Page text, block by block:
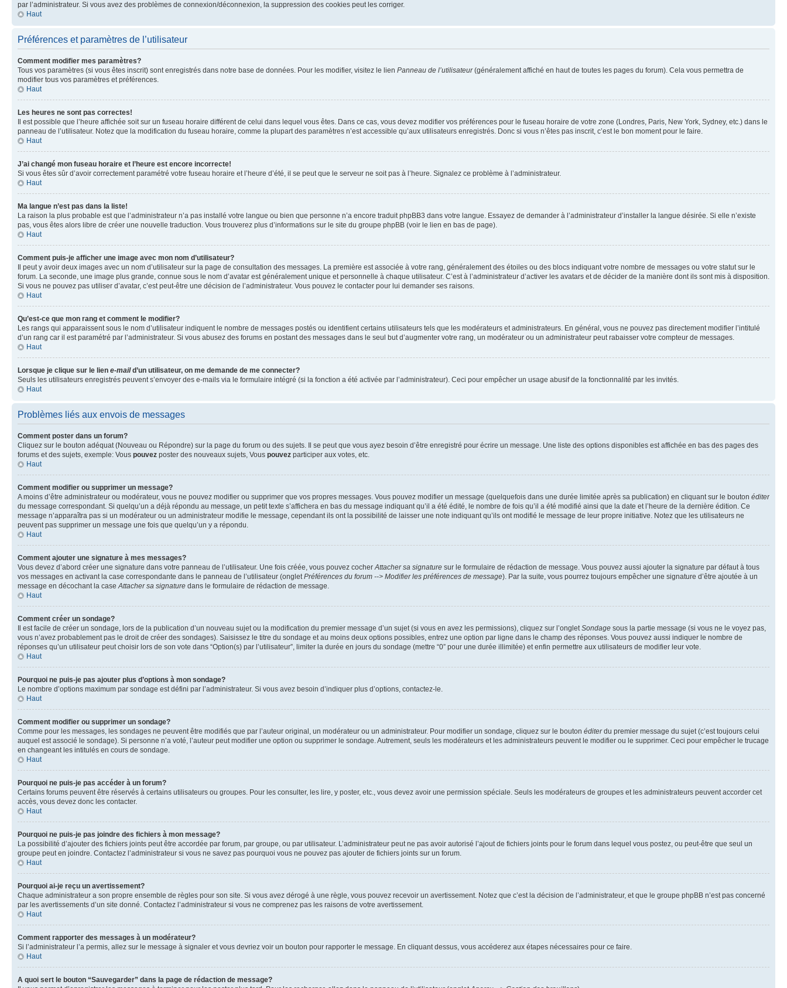
par l’administrateur. Si vous avez des problèmes de connexion/déconnexion, la suppression des cookies peut les corriger.
Haut
Préférences et paramètres de l’utilisateur
Comment modifier mes paramètres?
Tous vos paramètres (si vous êtes inscrit) sont enregistrés dans notre base de données. Pour les modifier, visitez le lien Panneau de l’utilisateur(généralement affiché en haut de toutes les pages du forum). Cela vous permettra de
modifier tous vos paramètres et préférences.
Haut
Les heures ne sont pas correctes!
Il est possible que l’heure affichée soit sur un fuseau horaire différent de celui dans lequel vous êtes. Dans ce cas, vous devez modifier vos préférences pour le fuseau horaire de votre zone (Londres, Paris, New York, Sydney, etc.) dans le
panneau de l’utilisateur. Notez que la modification du fuseau horaire, comme la plupart des paramètres n’est accessible qu’aux utilisateurs enregistrés. Donc si vous n’êtes pas inscrit, c’est le bon moment pour le faire.
Haut
J’ai changé mon fuseau horaire et l’heure est encore incorrecte!
Si vous êtes sûr d’avoir correctement paramétré votre fuseau horaire et l’heure d’été, il se peut que le serveur ne soit pas à l’heure. Signalez ce problème à l’administrateur.
Haut
Ma langue n’est pas dans la liste!
La raison la plus probable est que l’administrateur n’a pas installé votre langue ou bien que personne n’a encore traduit phpBB3 dans votre langue. Essayez de demander à l’administrateur d’installer la langue désirée. Si elle n’existe
pas, vous êtes alors libre de créer une nouvelle traduction. Vous trouverez plus d’informations sur le site du groupe phpBB (voir le lien en bas de page).
Haut
Comment puis-je afficher une image avec mon nom d’utilisateur?
Il peut y avoir deux images avec un nom d’utilisateur sur la page de consultation des messages. La première est associée à votre rang, généralement des étoiles ou des blocs indiquant votre nombre de messages ou votre statut sur le
forum. La seconde, une image plus grande, connue sous le nom d’avatar est généralement unique et personnelle à chaque utilisateur. C’est à l’administrateur d’activer les avatars et de décider de la manière dont ils sont mis à disposition.
Si vous ne pouvez pas utiliser d’avatar, c’est peut-être une décision de l’administrateur. Vous pouvez le contacter pour lui demander ses raisons.
Haut
Qu’est-ce que mon rang et comment le modifier?
Les rangs qui apparaissent sous le nom d’utilisateur indiquent le nombre de messages postés ou identifient certains utilisateurs tels que les modérateurs et administrateurs. En général, vous ne pouvez pas directement modifier l’intitulé
d’un rang car il est paramétré par l’administrateur. Si vous abusez des forums en postant des messages dans le seul but d’augmenter votre rang, un modérateur ou un administrateur peut rabaisser votre compteur de messages.
Haut
Lorsque je clique sur le lien e-maild’un utilisateur, on me demande de me connecter?
Seuls les utilisateurs enregistrés peuvent s’envoyer des e-mails via le formulaire intégré (si la fonction a été activée par l’administrateur). Ceci pour empêcher un usage abusif de la fonctionnalité par les invités.
Haut
Problèmes liés aux envois de messages
Comment poster dans un forum?
Cliquez sur le bouton adéquat (Nouveau ou Répondre) sur la page du forum ou des sujets. Il se peut que vous ayez besoin d’être enregistré pour écrire un message. Une liste des options disponibles est affichée en bas des pages des
forums et des sujets, exemple: Vous pouvez poster des nouveaux sujets, Vous pouvez participer aux votes, etc.
Haut
Comment modifier ou supprimer un message?
A moins d’être administrateur ou modérateur, vous ne pouvez modifier ou supprimer que vos propres messages. Vous pouvez modifier un message (quelquefois dans une durée limitée après sa publication) en cliquant sur le bouton éditer
du message correspondant. Si quelqu’un a déjà répondu au message, un petit texte s’affichera en bas du message indiquant qu’il a été édité, le nombre de fois qu’il a été modifié ainsi que la date et l’heure de la dernière édition. Ce
message n’apparaîtra pas si un modérateur ou un administrateur modifie le message, cependant ils ont la possibilité de laisser une note indiquant qu’ils ont modifié le message de leur propre initiative. Notez que les utilisateurs ne
peuvent pas supprimer un message une fois que quelqu’un y a répondu.
Haut
Comment ajouter une signature à mes messages?
Vous devez d’abord créer une signature dans votre panneau de l’utilisateur. Une fois créée, vous pouvez cocherAttacher sa signature sur le formulaire de rédaction de message. Vous pouvez aussi ajouter la signature par défaut à tous
vos messages en activant la case correspondante dans le panneau de l’utilisateur (ongletPréférences du forum --> Modifier les préférences de message). Par la suite, vous pourrez toujours empêcher une signature d’être ajoutée à un
message en décochant la caseAttacher sa signature dans le formulaire de rédaction de message.
Haut
Comment créer un sondage?
Il est facile de créer un sondage, lors de la publication d’un nouveau sujet ou la modification du premier message d’un sujet (si vous en avez les permissions), cliquez sur l’ongletSondage sous la partie message (si vous ne le voyez pas,
vous n’avez probablement pas le droit de créer des sondages). Saisissez le titre du sondage et au moins deux options possibles, entrez une option par ligne dans le champ des réponses. Vous pouvez aussi indiquer le nombre de
réponses qu’un utilisateur peut choisir lors de son vote dans “Option(s) par l’utilisateur”, limiter la durée en jours du sondage (mettre “0” pour une durée illimitée) et enfin permettre aux utilisateurs de modifier leur vote.
Haut
Pourquoi ne puis-je pas ajouter plus d’options à mon sondage?
Le nombre d’options maximum par sondage est défini par l’administrateur. Si vous avez besoin d’indiquer plus d’options, contactez-le.
Haut
Comment modifier ou supprimer un sondage?
Comme pour les messages, les sondages ne peuvent être modifiés que par l’auteur original, un modérateur ou un administrateur. Pour modifier un sondage, cliquez sur le bouton éditerdu premier message du sujet (c’est toujours celui
auquel est associé le sondage). Si personne n’a voté, l’auteur peut modifier une option ou supprimer le sondage. Autrement, seuls les modérateurs et les administrateurs peuvent le modifier ou le supprimer. Ceci pour empêcher le trucage
en changeant les intitulés en cours de sondage.
Haut
Pourquoi ne puis-je pas accéder à un forum?
Certains forums peuvent être réservés à certains utilisateurs ou groupes. Pour les consulter, les lire, y poster, etc., vous devez avoir une permission spéciale. Seuls les modérateurs de groupes et les administrateurs peuvent accorder cet
accès, vous devez donc les contacter.
Haut
Pourquoi ne puis-je pas joindre des fichiers à mon message?
La possibilité d’ajouter des fichiers joints peut être accordée par forum, par groupe, ou par utilisateur. L’administrateur peut ne pas avoir autorisé l’ajout de fichiers joints pour le forum dans lequel vous postez, ou peut-être que seul un
groupe peut en joindre. Contactez l’administrateur si vous ne savez pas pourquoi vous ne pouvez pas ajouter de fichiers joints sur un forum.
Haut
Pourquoi ai-je reçu un avertissement?
Chaque administrateur a son propre ensemble de règles pour son site. Si vous avez dérogé à une règle, vous pouvez recevoir un avertissement. Notez que c’est la décision de l’administrateur, et que le groupe phpBB n’est pas concerné
par les avertissements d’un site donné. Contactez l’administrateur si vous ne comprenez pas les raisons de votre avertissement.
Haut
Comment rapporter des messages à un modérateur?
Si l’administrateur l’a permis, allez sur le message à signaler et vous devriez voir un bouton pour rapporter le message. En cliquant dessus, vous accéderez aux étapes nécessaires pour ce faire.
Haut
A quoi sert le bouton “Sauvegarder” dans la page de rédaction de message?